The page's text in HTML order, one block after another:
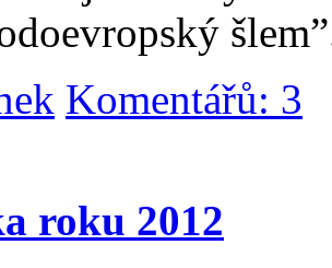
Komentářů: 3
roku 2012